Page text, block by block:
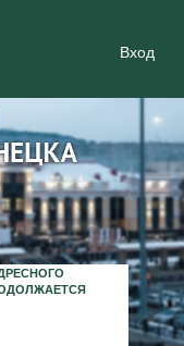
Вход